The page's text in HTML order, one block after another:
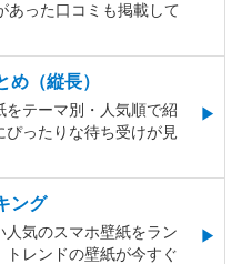
あった口コミも掲載して
（縦長）
をテーマ別・人気順で紹
ぴったりな待ち受けが見
ング
人気のスマホ壁紙をラン
トレンドの壁紙が今すぐ